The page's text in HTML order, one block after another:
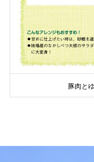
豚肉と